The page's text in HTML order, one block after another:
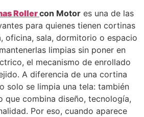
Rollercon Motor es una de las
para quienes tienen cortinas
oficina, sala, dormitorio o espacio
limpias sin poner en
el mecanismo de enrollado
A diferencia de una cortina
solo se limpia una tela: también
que combina diseño, tecnología,
Por eso, cuando aparece